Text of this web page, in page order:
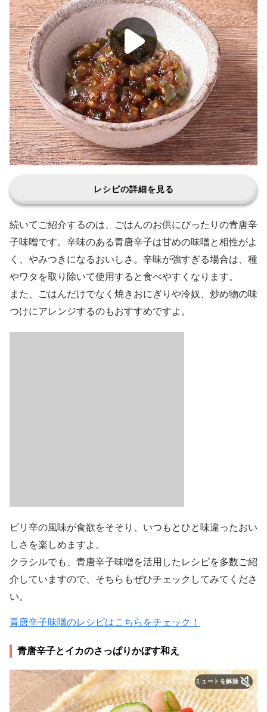
レシピの詳細を見る
続いてご紹介するのは、ごはんのお供にぴったりの青唐辛
子味噌です。辛味のある青唐辛子は甘めの味噌と相性がよ
く、やみつきになるおいしさ。辛味が強すぎる場合は、種
やワタを取り除いて使用すると食べやすくなります。
また、ごはんだけでなく焼きおにぎりや冷奴、炒め物の味
つけにアレンジするのもおすすめですよ。
ピリ辛の風味が食欲をそそり、いつもとひと味違ったおい
しさを楽しめますよ。
クラシルでも、青唐辛子味噌を活用したレシピを多数ご紹
介していますので、そちらもぜひチェックしてみてくださ
い。
青唐辛子味噌のレシピはこちらをチェック！
青唐辛子とイカのさっぱりかぼす和え
ミュートを解除